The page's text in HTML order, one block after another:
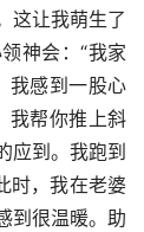
这让我萌生了
神会：“我家
我感到一股心
我帮你推上斜
应到。我跑到
时，我在老婆
到很温暖。助